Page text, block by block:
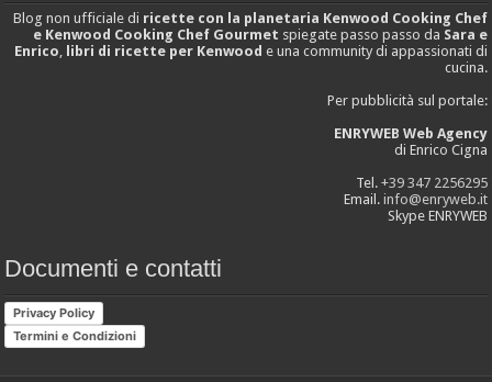
Blog non ufficiale di ricette con la planetaria Kenwood Cooking Chef
e Kenwood Cooking Chef Gourmet spiegate passo passo da Sara e
Enrico libri di ricette per Kenwood e una community di appassionati di
cucina.
Per pubblicità sul portale:
ENRYWEB Web Agency
di Enrico Cigna
Tel. +39 347 2256295
Email. info@enryweb.it
Skype ENRYWEB
Documenti e contatti
Privacy Policy
Termini e Condizioni